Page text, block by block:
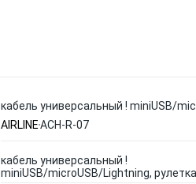
кабель универсальный ! miniUSB/
AIRLINEACH-R-07
кабель универсальный !
miniUSB/microUSB/Lightning,